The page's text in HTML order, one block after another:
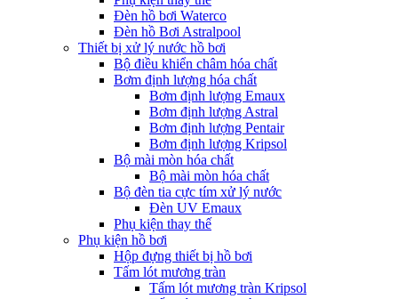
Đèn hồ bơi Waterco
Đèn hồ Bơi Astralpool
Thiết bị xử lý nước hồ bơi
Bộ điều khiển châm hóa chất
Bơm định lượng hóa chất
Bơm định lượng Emaux
Bơm định lượng Astral
Bơm định lượng Pentair
Bơm định lượng Kripsol
Bộ mài mòn hóa chất
Bộ mài mòn hóa chất
Bộ đèn tia cực tím xử lý nước
Đèn UV Emaux
Phụ kiện thay thế
Phụ kiện hồ bơi
Hộp đựng thiết bị hồ bơi
Tấm lót mương tràn
Tấm lót mương tràn Kripsol